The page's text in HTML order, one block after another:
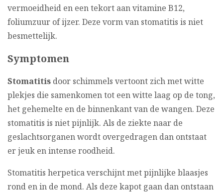
vermoeidheid en een tekort aan vitamine B12,
foliumzuur of ijzer. Deze vorm van stomatitis is niet
besmettelijk.
Symptomen
Stomatitis door schimmels vertoont zich met witte
plekjes die samenkomen tot een witte laag op de tong,
het gehemelte en de binnenkant van de wangen. Deze
stomatitis is niet pijnlijk. Als de ziekte naar de
geslachtsorganen wordt overgedragen dan ontstaat
er jeuk en intense roodheid.
Stomatitis herpetica verschijnt met pijnlijke blaasjes
rond en in de mond. Als deze kapot gaan dan ontstaan